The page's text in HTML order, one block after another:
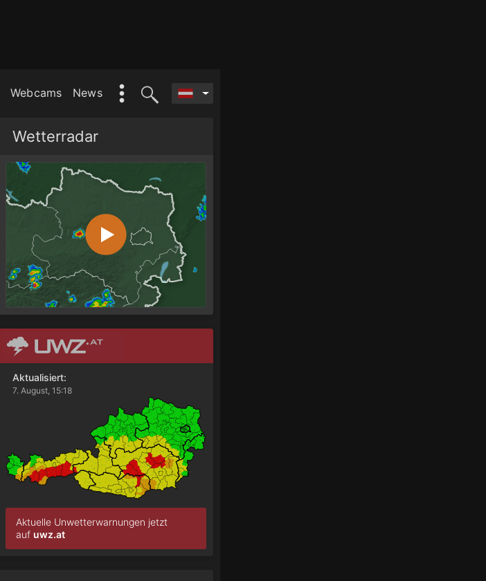
Webcams News
Freitag
Aug.
15.
Aug.
Sonntag
16.
Aug.
Wetterradar
Aktualisiert:
7. August, 15:18
Aktuelle Unwetterwarnungen jetzt
auf uwz.at